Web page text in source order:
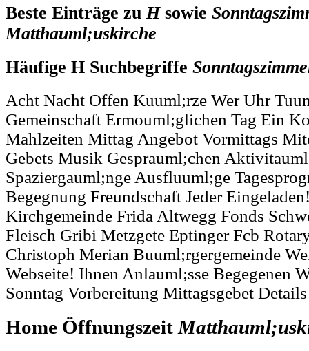
Beste Einträge zuHsowie
Matthauml;uskirche
Häufige H Suchbegriffe
Acht Nacht Offen Kuuml;rze Wer Uhr
Gemeinschaft Ermouml;glichen Tag Ein
Mahlzeiten Mittag Angebot Vormittags
Gebets Musik Gesprauml;chen
Spaziergauml;nge Ausfluuml;ge
Begegnung Freundschaft Jeder
Kirchgemeinde Frida Altwegg Fonds
Fleisch Gribi Metzgete Eptinger Fcb
Christoph Merian Buuml;rgergemeinde
Webseite! Ihnen Anlauml;sse Begegenen
Sonntag Vorbereitung Mittagsgebet
Home Öffnungszeit